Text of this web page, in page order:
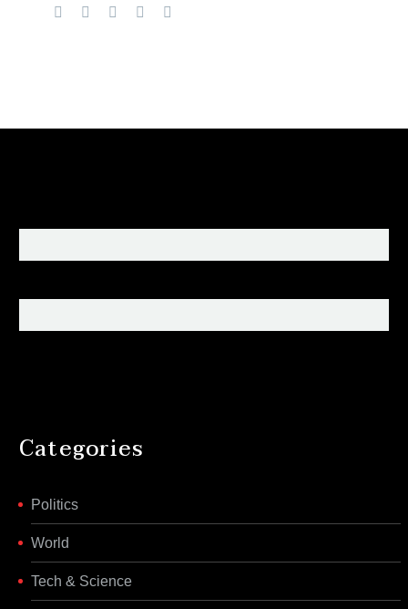
Categories
Politics
World
Tech & Science